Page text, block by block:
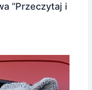
“Przeczytaj i